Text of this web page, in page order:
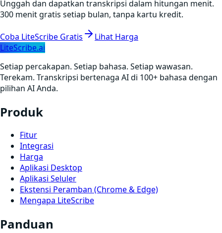
Unggah dan dapatkan transkripsi dalam hitungan menit.
300 menit gratis setiap bulan, tanpa kartu kredit.
Coba LiteScribe Gratis
Lihat Harga
LiteScribe.ai
Setiap percakapan. Setiap bahasa. Setiap wawasan.
Terekam. Transkripsi bertenaga AI di 100+ bahasa dengan
pilihan AI Anda.
Produk
Fitur
Integrasi
Harga
Aplikasi Desktop
Aplikasi Seluler
Ekstensi Peramban (Chrome & Edge)
Mengapa LiteScribe
Panduan